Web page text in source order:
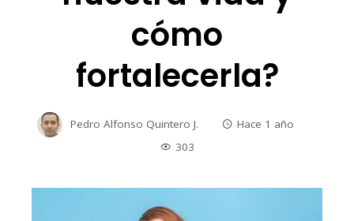
cómo
fortalecerla?
Pedro Alfonso Quintero J.
Hace 1 año
303